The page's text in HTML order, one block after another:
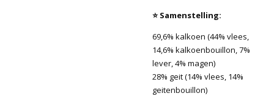
⭐ Samenstelling:
69,6% kalkoen (44% vlees,
14,6% kalkoenbouillon, 7%
lever, 4% magen)
28% geit (14% vlees, 14%
geitenbouillon)